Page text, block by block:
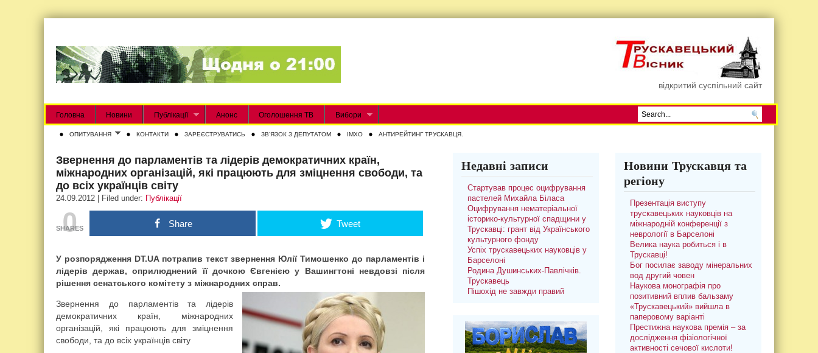
відкритий суспільний сайт
Головна Новини Публікації Анонс Оголошення ТВ Вибори
ОПИТУВАННЯ КОНТАКТИ ЗАРЕЄСТРУВАТИСЬ ЗВʼЯЗОК З ДЕПУТАТОМ IMXO АНТИРЕЙТИНГ ТРУСКАВЦЯ.
Звернення до парламентів та лідерів демократичних країн,
міжнародних організацій, які працюють для зміцнення свободи, та
до всіх українців світу
24.09.2012 | Filed under: Публікації
0
SHARES Share Tweet
У розпорядження DT.UA потрапив текст звернення Юлії Тимошенко до парламентів і
лідерів держав, оприлюднений її дочкою Євгенією у Вашингтоні невдовзі після
рішення сенатського комітету з міжнародних справ.
Звернення до парламентів та лідерів
демократичних країн, міжнародних
організацій, які працюють для зміцнення
свободи, та до всіх українців світу
Недавні записи
Стартував процес оцифрування
пастелей Михайла Біласа
Оцифрування нематеріальної
історико-культурної спадщини у
Трускавці: грант від Українського
культурного фонду
Успіх трускавецьких науковців у
Барселоні
Родина Душинських-Павлічків.
Трускавець
Пішохід не завжди правий
Новини Трускавця та
регіону
Презентація виступу
трускавецьких науковців на
міжнародній конференції з
неврології в Барселоні
Велика наука робиться і в
Трускавці!
Бог посилає заводу мінеральних
вод другий човен
Наукова монографія про
позитивний вплив бальзаму
«Трускавецький» вийшла в
паперовому варіанті
Престижна наукова премія – за
дослідження фізіологічної
активності сечової кислоти!